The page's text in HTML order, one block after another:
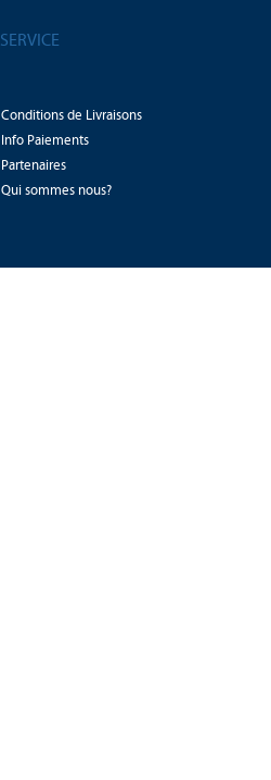
SERVICE
Conditions de Livraisons
Info Paiements
Partenaires
Qui sommes nous?